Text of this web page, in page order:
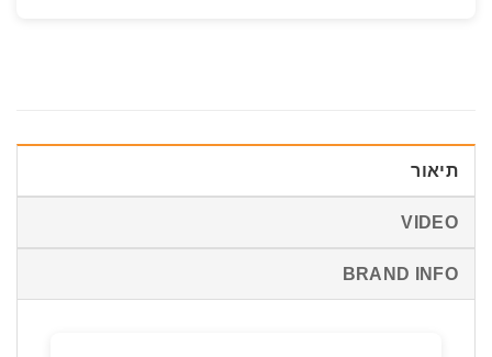
תיאור
VIDEO
BRAND INFO